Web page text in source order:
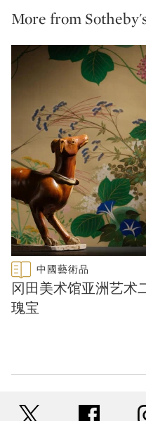
More from
Type: featured
CATEGORY:中國藝術品
冈田美术馆亚洲艺术
瑰宝